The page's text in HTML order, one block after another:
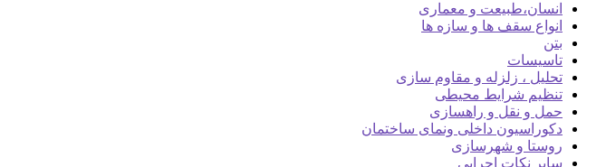
انسان،طبیعت و معماری
انواع سقف ها و سازه ها
بتن
تاسیسات
تحلیل ، زلزله و مقاوم سازی
تنظیم شرایط محیطی
حمل و نقل و راهسازی
دکوراسیون داخلی ونمای ساختمان
روستا و شهرسازی
سایر نکات اجرایی